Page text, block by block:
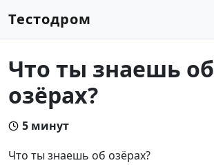
Тестодром
Что ты знаешь об
озёрах?
5 минут
Что ты знаешь об озёрах?